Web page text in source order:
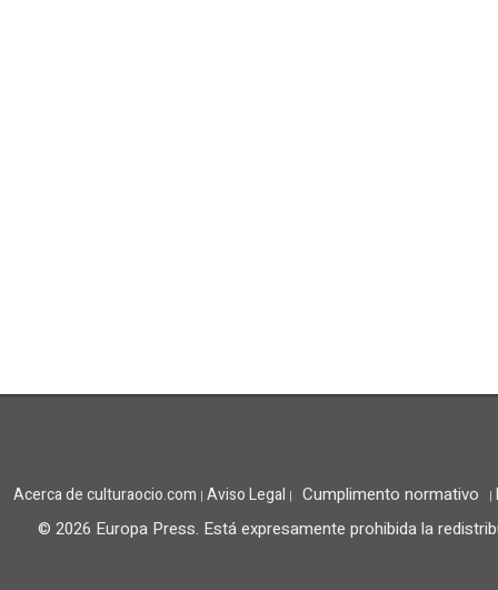
Acerca de culturaocio.com | Aviso Legal | Cumplimento normativo |
© 2026 Europa Press. Está expresamente prohibida la